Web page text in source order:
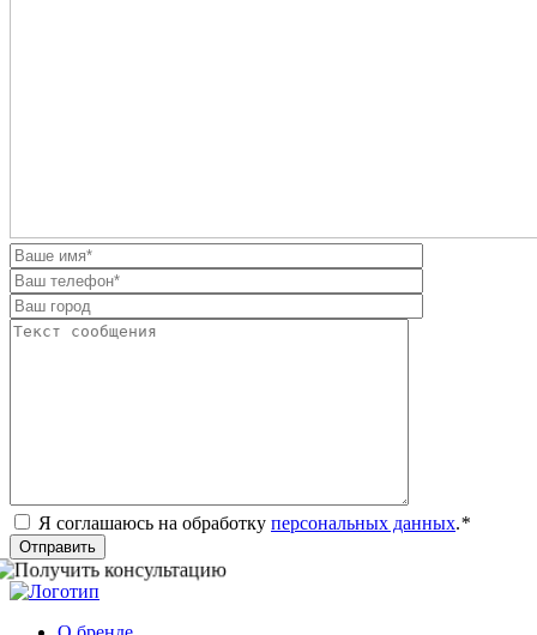
Я соглашаюсь на обработку персональных данных.*
Отправить